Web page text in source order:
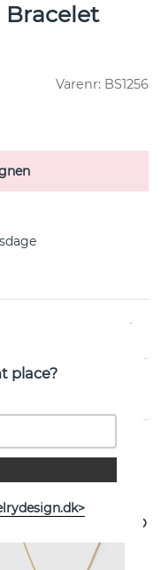
Bracelet
Varenr: BS1256
place?